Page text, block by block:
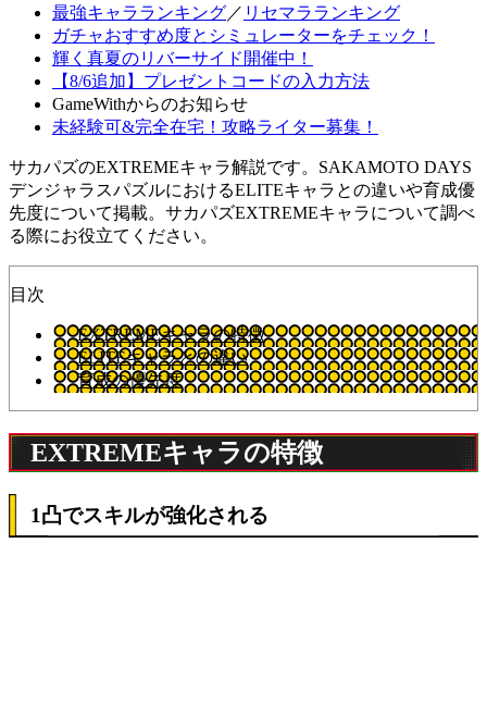
最強キャラランキング／ リセマラランキング
ガチャおすすめ度とシミュレーターをチェック！
輝く真夏のリバーサイド開催中！
【8/6追加】プレゼントコードの入力方法
GameWithからのお知らせ
未経験可&完全在宅！攻略ライター募集！
サカパズのEXTREMEキャラ解説です。SAKAMOTO DAYS
デンジャラスパズルにおけるELITEキャラとの違いや育成優
先度について掲載。サカパズEXTREMEキャラについて調べ
る際にお役立てください。
目次
EXTREMEキャラの特徴
ELITEキャラとの違い
育成の優先度
EXTREMEキャラの特徴
1凸でスキルが強化される